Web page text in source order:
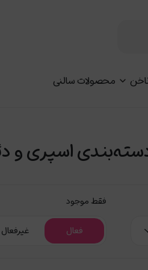
محصولات سالنی
اسپری و
فقط موجود
فعال غیرفعال